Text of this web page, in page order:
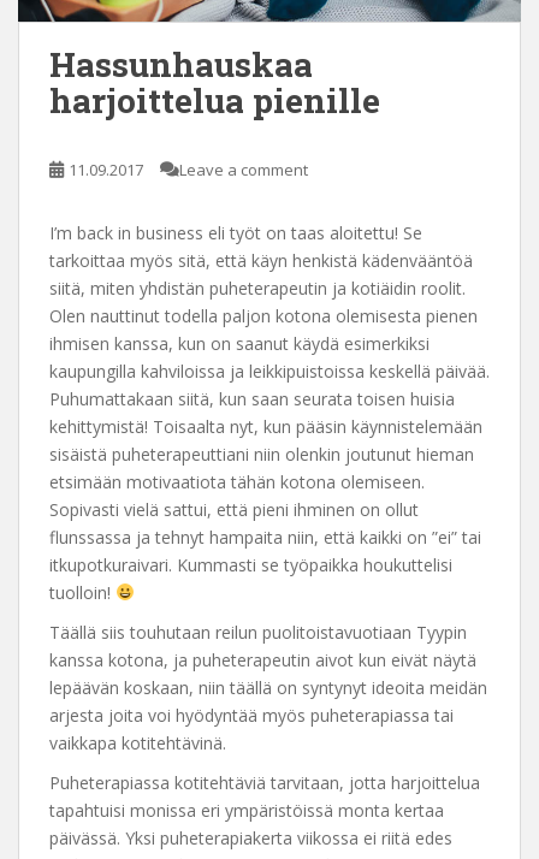
Hassunhauskaa
harjoittelua pienille
11.09.2017 Leave a comment
I’m back in business eli työt on taas aloitettu! Se
tarkoittaa myös sitä, että käyn henkistä kädenvääntöä
siitä, miten yhdistän puheterapeutin ja kotiäidin roolit.
Olen nauttinut todella paljon kotona olemisesta pienen
ihmisen kanssa, kun on saanut käydä esimerkiksi
kaupungilla kahviloissa ja leikkipuistoissa keskellä päivää.
Puhumattakaan siitä, kun saan seurata toisen huisia
kehittymistä! Toisaalta nyt, kun pääsin käynnistelemään
sisäistä puheterapeuttiani niin olenkin joutunut hieman
etsimään motivaatiota tähän kotona olemiseen.
Sopivasti vielä sattui, että pieni ihminen on ollut
flunssassa ja tehnyt hampaita niin, että kaikki on ”ei” tai
itkupotkuraivari. Kummasti se työpaikka houkuttelisi
tuolloin!
Täällä siis touhutaan reilun puolitoistavuotiaan Tyypin
kanssa kotona, ja puheterapeutin aivot kun eivät näytä
lepäävän koskaan, niin täällä on syntynyt ideoita meidän
arjesta joita voi hyödyntää myös puheterapiassa tai
vaikkapa kotitehtävinä.
Puheterapiassa kotitehtäviä tarvitaan, jotta harjoittelua
tapahtuisi monissa eri ympäristöissä monta kertaa
päivässä. Yksi puheterapiakerta viikossa ei riitä edes